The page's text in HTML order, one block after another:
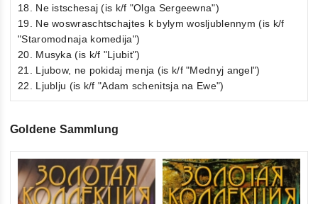
18. Ne istschesaj (is k/f "Olga Sergeewna")
19. Ne woswraschtschajtes k bylym wosljublennym (is k/f
"Staromodnaja komedija")
20. Musyka (is k/f "Ljubit")
21. Ljubow, ne pokidaj menja (is k/f "Mednyj angel")
22. Ljublju (is k/f "Adam schenitsja na Ewe")
Goldene Sammlung